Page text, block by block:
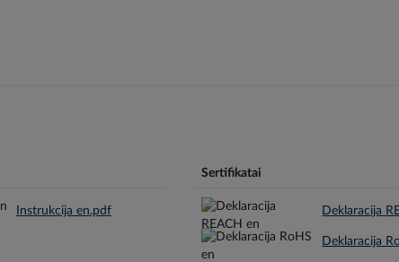
Instrukcija en.pdf
Sertifikatai